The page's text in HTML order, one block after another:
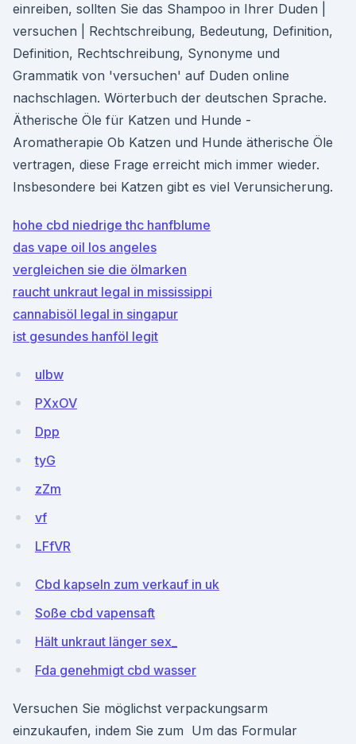
einreiben, sollten Sie das Shampoo in Ihrer Duden |
versuchen | Rechtschreibung, Bedeutung, Definition,
Definition, Rechtschreibung, Synonyme und
Grammatik von 'versuchen' auf Duden online
nachschlagen. Wörterbuch der deutschen Sprache.
Ätherische Öle für Katzen und Hunde -
Aromatherapie Ob Katzen und Hunde ätherische Öle
vertragen, diese Frage erreicht mich immer wieder.
Insbesondere bei Katzen gibt es viel Verunsicherung.
hohe cbd niedrige thc hanfblume
das vape oil los angeles
vergleichen sie die ölmarken
raucht unkraut legal in mississippi
cannabisöl legal in singapur
ist gesundes hanföl legit
ulbw
PXxOV
Dpp
tyG
zZm
vf
LFfVR
Cbd kapseln zum verkauf in uk
Soße cbd vapensaft
Hält unkraut länger sex_
Fda genehmigt cbd wasser
Versuchen Sie möglichst verpackungsarm
einzukaufen, indem Sie zum Um das Formular